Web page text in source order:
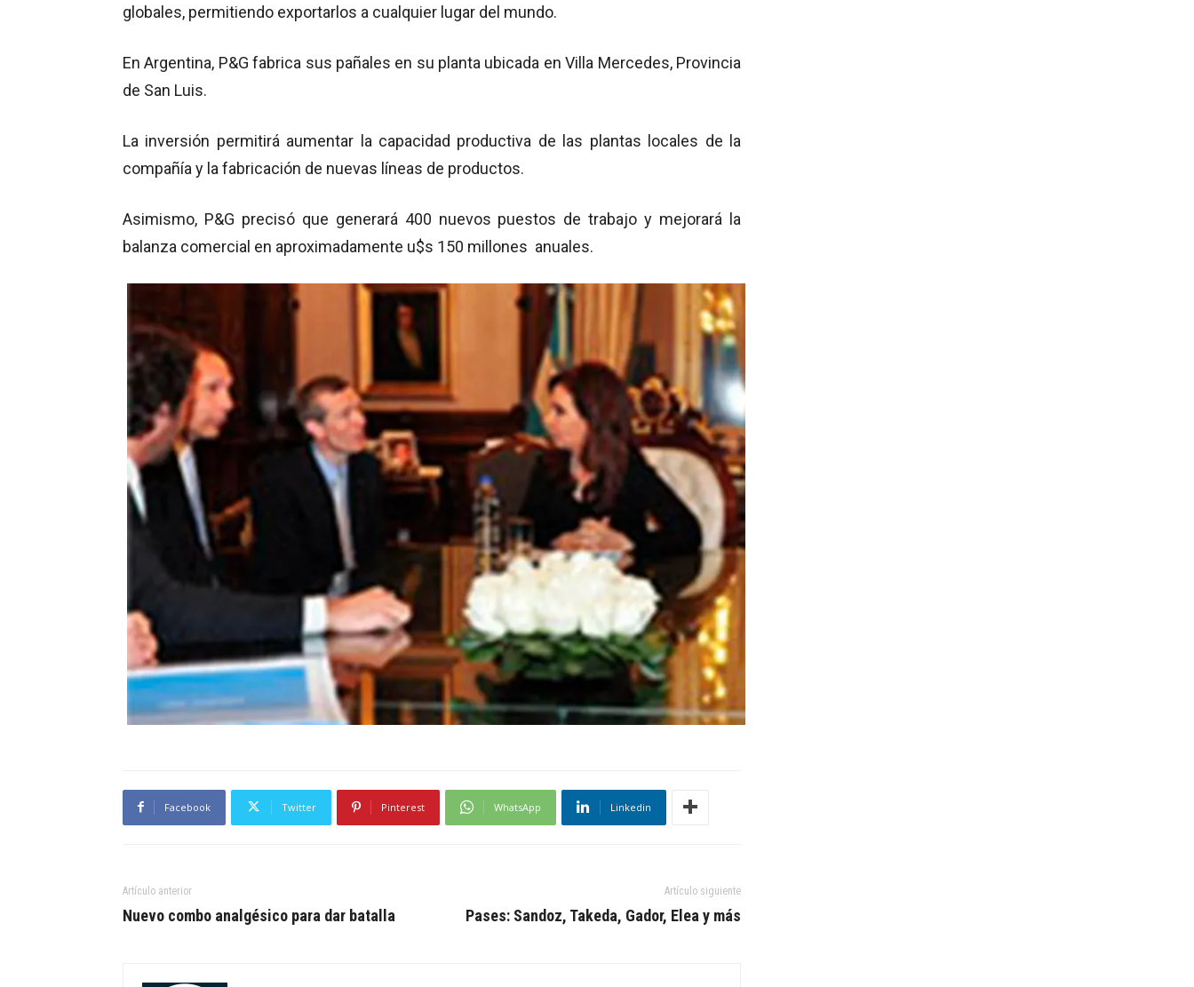
globales, permitiendo exportarlos a cualquier lugar del mundo.
En Argentina, P&G fabrica sus pañales en su planta ubicada en Villa Mercedes, Provincia
de San Luis.
La inversión permitirá aumentar la capacidad productiva de las plantas locales de la
compañía y la fabricación de nuevas líneas de productos.
Asimismo, P&G precisó que generará 400 nuevos puestos de trabajo y mejorará la
balanza comercial en aproximadamente u$s 150 millones anuales.
Facebook Twitter Pinterest WhatsApp Linkedin
Artículo anterior
Nuevo combo analgésico para dar batalla
Artículo siguiente
Pases: Sandoz, Takeda, Gador, Elea y más